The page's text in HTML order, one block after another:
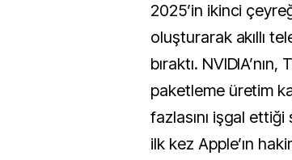
2025’in ikinci
oluşturarak akıllı
bıraktı.
paketleme üretim
fazlasını işgal
ilk kez Apple’ın